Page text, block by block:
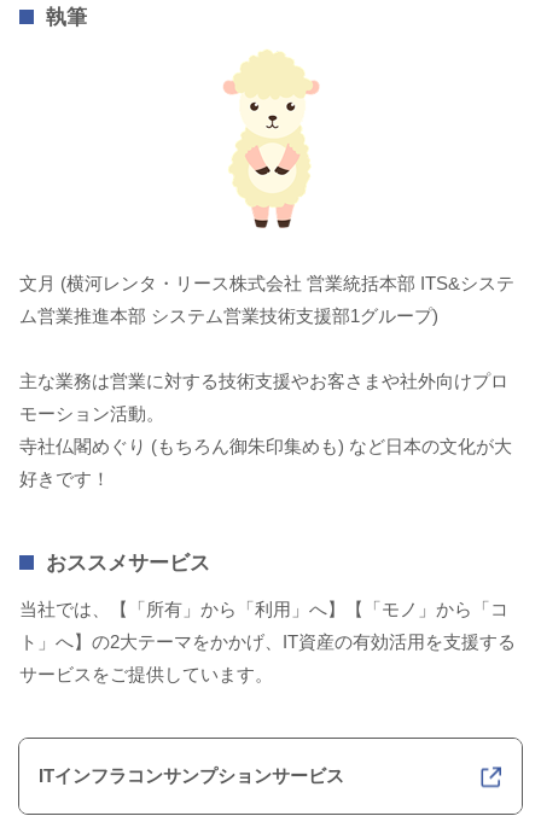
執筆
文月 (横河レンタ・リース株式会社 営業統括本部 ITS&システ
ム営業推進本部 システム営業技術支援部1グループ)
主な業務は営業に対する技術支援やお客さまや社外向けプロ
モーション活動。
寺社仏閣めぐり (もちろん御朱印集めも) など日本の文化が大
好きです！
おススメサービス
当社では、【「所有」から「利用」へ】【「モノ」から「コ
ト」へ】の2大テーマをかかげ、IT資産の有効活用を支援する
サービスをご提供しています。
ITインフラコンサンプションサービス